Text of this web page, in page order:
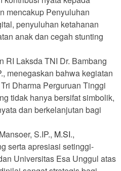
mencakup Penyuluhan
penyuluhan ketahanan
anak dan cegah stunting
RI Laksda TNI Dr. Bambang
menegaskan bahwa kegiatan
Dharma Perguruan Tinggi
tidak hanya bersifat simbolik,
dan berkelanjutan bagi
S.IP., M.SI.,
serta apresiasi setinggi-
Universitas Esa Unggul atas